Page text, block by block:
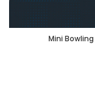
Mini Bowling